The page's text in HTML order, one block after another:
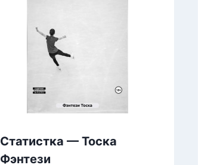
Статистка — Тоска
Фэнтези